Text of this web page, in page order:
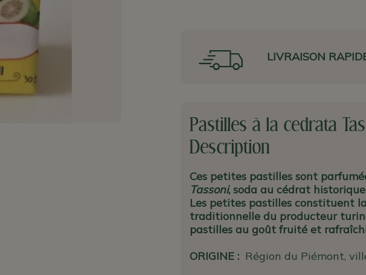
LIVRAISON
Pastilles à la cedrata
Description
Ces petites pastilles sont
Tassoni, soda au cédrat
Les petites pastilles constituent
traditionnelle du producteur
pastilles au goût fruité et
ORIGINE : Région du Piémont,